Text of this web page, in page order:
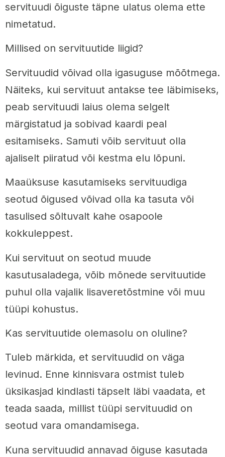
servituudi õiguste täpne ulatus olema ette
nimetatud.
Millised on servituutide liigid?
Servituudid võivad olla igasuguse mõõtmega.
Näiteks, kui servituut antakse tee läbimiseks,
peab servituudi laius olema selgelt
märgistatud ja sobivad kaardi peal
esitamiseks. Samuti võib servituut olla
ajaliselt piiratud või kestma elu lõpuni.
Maaüksuse kasutamiseks servituudiga
seotud õigused võivad olla ka tasuta või
tasulised sõltuvalt kahe osapoole
kokkuleppest.
Kui servituut on seotud muude
kasutusaladega, võib mõnede servituutide
puhul olla vajalik lisaveretõstmine või muu
tüüpi kohustus.
Kas servituutide olemasolu on oluline?
Tuleb märkida, et servituudid on väga
levinud. Enne kinnisvara ostmist tuleb
üksikasjad kindlasti täpselt läbi vaadata, et
teada saada, millist tüüpi servituudid on
seotud vara omandamisega.
Kuna servituudid annavad õiguse kasutada